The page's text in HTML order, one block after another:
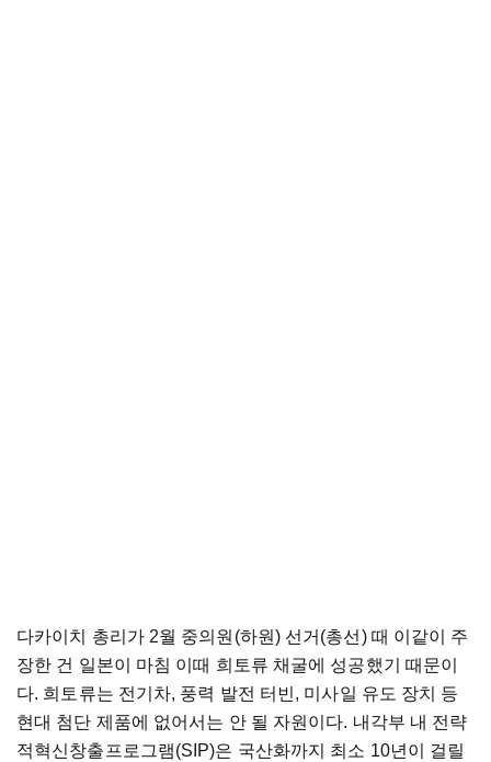
다카이치 총리가 2월 중의원(하원) 선거(총선) 때 이같이 주
장한 건 일본이 마침 이때 희토류 채굴에 성공했기 때문이
다. 희토류는 전기차, 풍력 발전 터빈, 미사일 유도 장치 등
현대 첨단 제품에 없어서는 안 될 자원이다. 내각부 내 전략
적혁신창출프로그램(SIP)은 국산화까지 최소 10년이 걸릴